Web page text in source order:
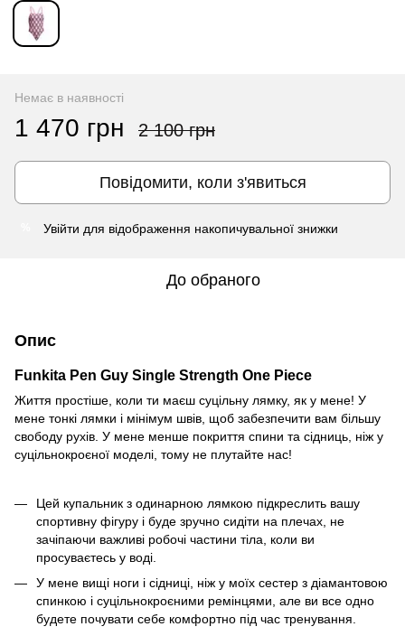
Немає в наявності
1 470 грн 2 100 грн
Повідомити, коли з'явиться
Увійти для відображення накопичувальної знижки
До обраного
Опис
Funkita Pen Guy Single Strength One Piece
Життя простіше, коли ти маєш суцільну лямку, як у мене! У
мене тонкі лямки і мінімум швів, щоб забезпечити вам більшу
свободу рухів. У мене менше покриття спини та сідниць, ніж у
суцільнокроєної моделі, тому не плутайте нас!
Цей купальник з одинарною лямкою підкреслить вашу
спортивну фігуру і буде зручно сидіти на плечах, не
зачіпаючи важливі робочі частини тіла, коли ви
просуваєтесь у воді.
У мене вищі ноги і сідниці, ніж у моїх сестер з діамантовою
спинкою і суцільнокроєними ремінцями, але ви все одно
будете почувати себе комфортно під час тренування.